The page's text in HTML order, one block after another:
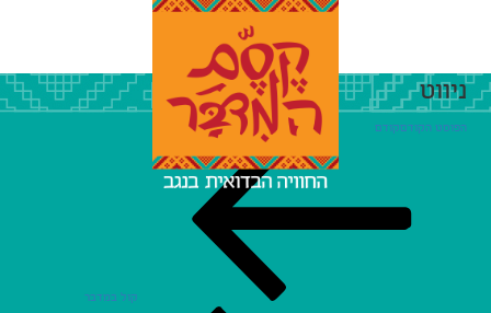
ניווט
הפוסט הקודםקודם
קול במדבר